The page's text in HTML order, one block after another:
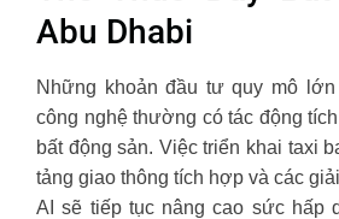
Abu Dhabi
Những khoản đầu tư quy mô
công nghệ thường có tác động
bất động sản. Việc triển khai taxi
tảng giao thông tích hợp và các
AI sẽ tiếp tục nâng cao sức hấp